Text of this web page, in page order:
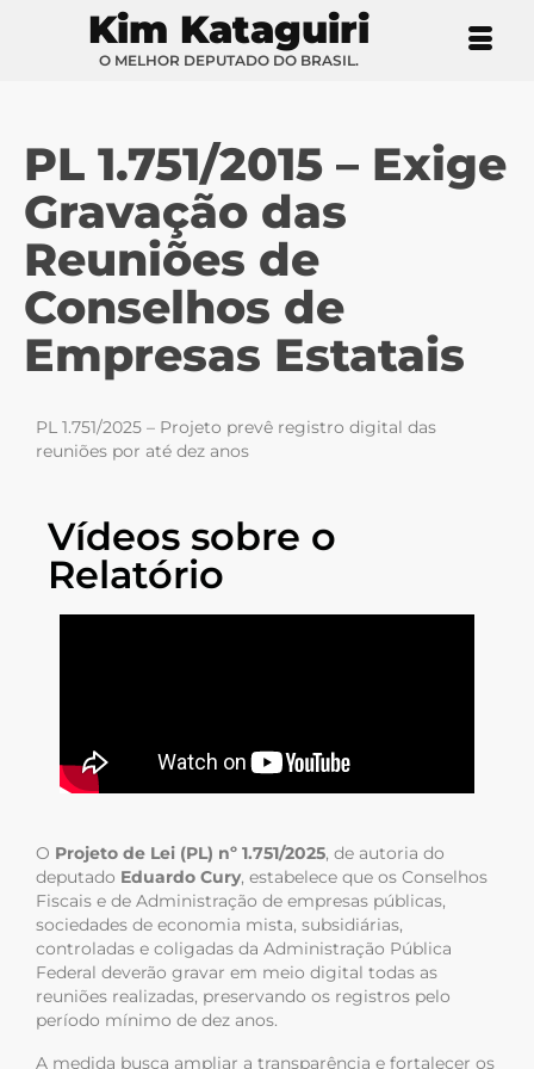
Kim Kataguiri
O MELHOR DEPUTADO DO BRASIL.
PL 1.751/2015 – Exige
Gravação das
Reuniões de
Conselhos de
Empresas Estatais
PL 1.751/2025 – Projeto prevê registro digital das
reuniões por até dez anos
Vídeos sobre o
Relatório
O Projeto de Lei (PL) nº 1.751/2025, de autoria do
deputado Eduardo Cury, estabelece que os Conselhos
Fiscais e de Administração de empresas públicas,
sociedades de economia mista, subsidiárias,
controladas e coligadas da Administração Pública
Federal deverão gravar em meio digital todas as
reuniões realizadas, preservando os registros pelo
período mínimo de dez anos.
A medida busca ampliar a transparência e fortalecer os